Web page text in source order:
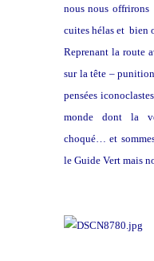
nous nous
cuites hélas et bien
Reprenant la route
sur la tête –
pensées
monde dont la
choqué… et
le Guide Vert mais